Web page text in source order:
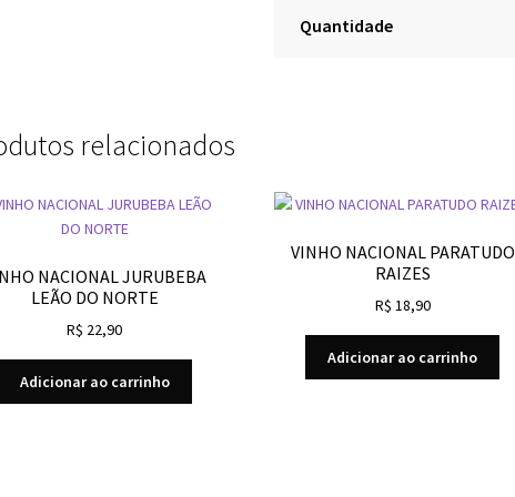
Quantidade
relacionados
NACIONAL JURUBEBA
LEÃO DO NORTE
R$ 22,90
Adicionar ao carrinho
VINHO NACIONAL PARATUDO
RAIZES
R$ 18,90
Adicionar ao carrinho